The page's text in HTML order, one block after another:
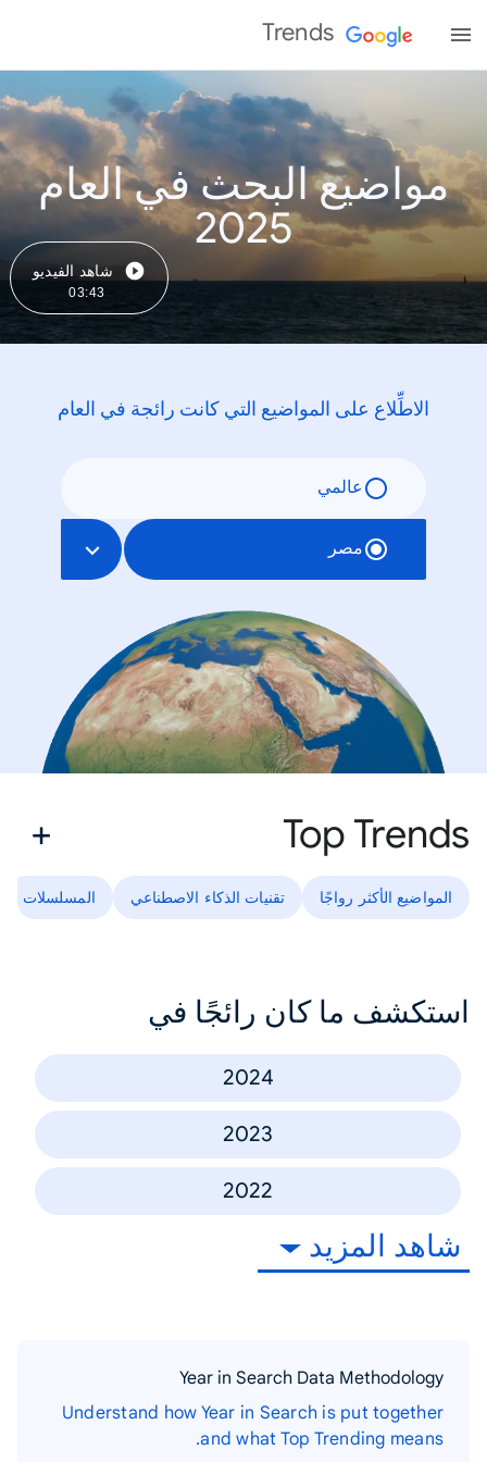
Trends
مواضيع البحث في العام
2025
شاهد الفيديو
03:43
الاطِّلاع على المواضيع التي كانت رائجة في العام
عالمي
مصر
Top Trends
المواضيع الأكثر رواجًا تقنيات الذكاء الاصطناعي المسلسلات
استكشف ما كان رائجًا في
2024
2023
2022
شاهد المزيد
Year in Search Data Methodology
Understand how Year in Search is put together
and what Top Trending means.